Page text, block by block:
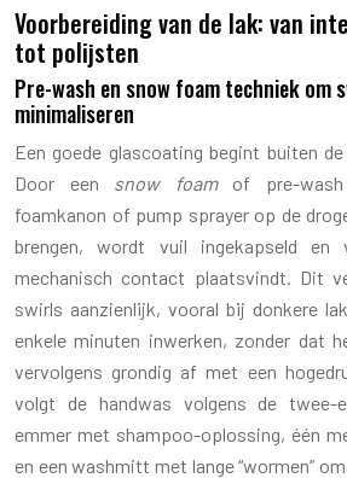
Voorbereiding van de lak: van
tot polijsten
Pre-wash en snow foam techniek om
minimaliseren
Een goede glascoating begint buiten
Door een snow foamof pre-wash
foamkanon of pump sprayer op de
brengen, wordt vuil ingekapseld en
mechanisch contact plaatsvindt. Dit
swirls aanzienlijk, vooral bij donkere
enkele minuten inwerken, zonder dat
vervolgens grondig af met een
volgt de handwas volgens de twee-
emmer met shampoo-oplossing, één
en een washmitt met lange “wormen”